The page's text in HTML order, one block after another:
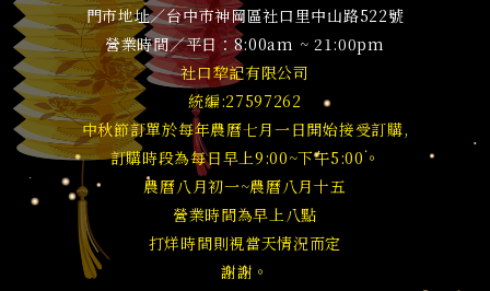
門市地址／台中市神岡區社口里中山路522號
營業時間／平日：8:00am ~ 21:00pm
社口犂記有限公司
統編:27597262
中秋節訂單於每年農曆七月一日開始接受訂購,
訂購時段為每日早上9:00~下午5:00。
農曆八月初一~農曆八月十五
營業時間為早上八點
打烊時間則視當天情況而定
謝謝。